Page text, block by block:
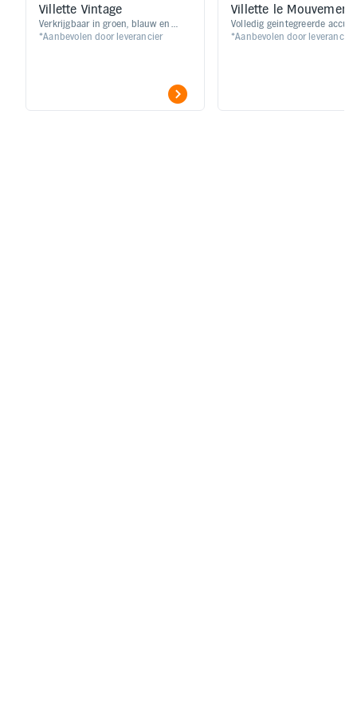
Villette Vintage
Verkrijgbaar in groen, blauw en
zwart
*Aanbevolen door leverancier
Villette le Mouvement
Volledig geintegreerde accu |
80 km rijbereik | LCD display |
*Aanbevolen door leverancier